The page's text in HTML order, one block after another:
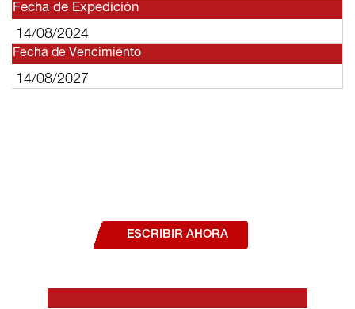
Fecha de Expedición
14/08/2024
Fecha de Vencimiento
14/08/2027
ESCRIBIR AHORA